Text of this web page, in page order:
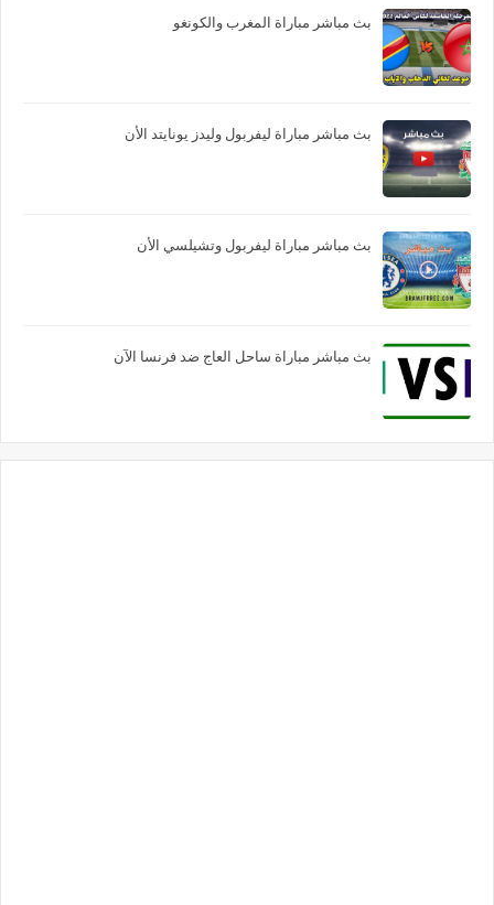
بث مباشر مباراة المغرب والكونغو
بث مباشر مباراة ليفربول وليدز يونايتد الأن
بث مباشر مباراة ليفربول وتشيلسي الأن
بث مباشر مباراة ساحل العاج ضد فرنسا الآن